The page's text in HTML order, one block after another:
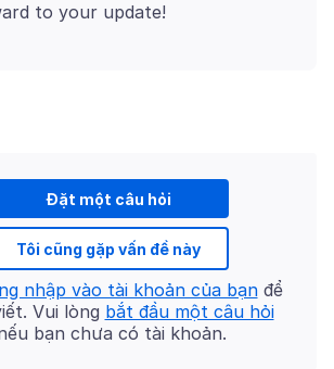
Đặt một câu hỏi
Tôi cũng gặp vấn đề này
nhập vào tài khoản của bạnđể
Vui lòng bắt đầu một câu hỏi
bạn chưa có tài khoản.